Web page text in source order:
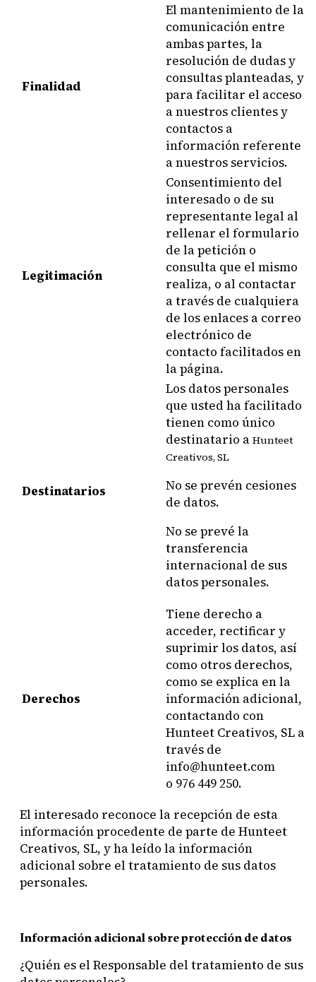
Finalidad
El mantenimiento de la
comunicación entre
ambas partes, la
resolución de dudas y
consultas planteadas, y
para facilitar el acceso
a nuestros clientes y
contactos a
información referente
a nuestros servicios.
Legitimación
Consentimiento del
interesado o de su
representante legal al
rellenar el formulario
de la petición o
consulta que el mismo
realiza, o al contactar
a través de cualquiera
de los enlaces a correo
electrónico de
contacto facilitados en
la página.
Destinatarios
Los datos personales
que usted ha facilitado
tienen como único
destinatario a Hunteet
Creativos, SL
No se prevén cesiones
de datos.
No se prevé la
transferencia
internacional de sus
datos personales.
Derechos
Tiene derecho a
acceder, rectificar y
suprimir los datos, así
como otros derechos,
como se explica en la
información adicional,
contactando con
Hunteet Creativos, SL a
través de
info@hunteet.com
o 976 449 250.
El interesado reconoce la recepción de esta
información procedente de parte de Hunteet
Creativos, SL, y ha leído la información
adicional sobre el tratamiento de sus datos
personales.
Información adicional sobre protección de datos
¿Quién es el Responsable del tratamiento de sus